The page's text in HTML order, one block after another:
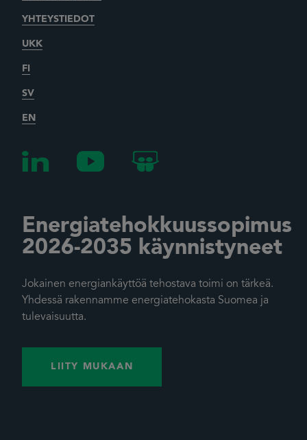
YHTEYSTIEDOT
UKK
FI
SV
EN
Energiatehokkuussopimus
2026-2035 käynnistyneet
Jokainen energiankäyttöä tehostava toimi on tärkeä.
Yhdessä rakennamme energiatehokasta Suomea ja
tulevaisuutta.
LIITY MUKAAN